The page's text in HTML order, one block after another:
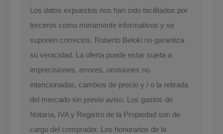
Los datos expuestos nos han sido facilitados por
terceros como meramente informativos y se
suponen correctos. Roberto Beloki no garantiza
su veracidad. La oferta puede estar sujeta a
imprecisiones, errores, omisiones no
intencionadas, cambios de precio y / o la retirada
del mercado sin previo aviso. Los gastos de
Notaría, IVA y Registro de la Propiedad son de
cargo del comprador. Los honorarios de la